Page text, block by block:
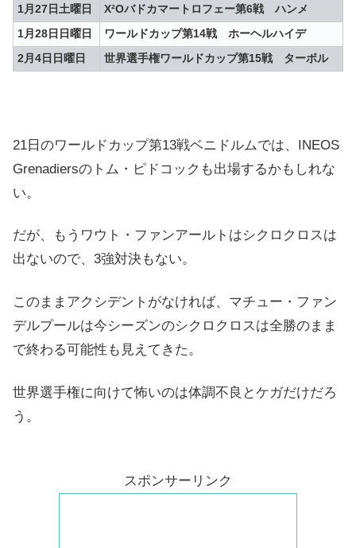
1月27日土曜日 X²Oバドカマートロフェー第6戦 ハンメ
1月28日日曜日 ワールドカップ第14戦 ホーヘルハイデ
2月4日日曜日 世界選手権ワールドカップ第15戦 ターボル
21日のワールドカップ第13戦ベニドルムでは、INEOS
Grenadiersのトム・ピドコックも出場するかもしれな
い。
だが、もうワウト・ファンアールトはシクロクロスは
出ないので、3強対決もない。
このままアクシデントがなければ、マチュー・ファン
デルプールは今シーズンのシクロクロスは全勝のまま
で終わる可能性も見えてきた。
世界選手権に向けて怖いのは体調不良とケガだけだろ
う。
スポンサーリンク